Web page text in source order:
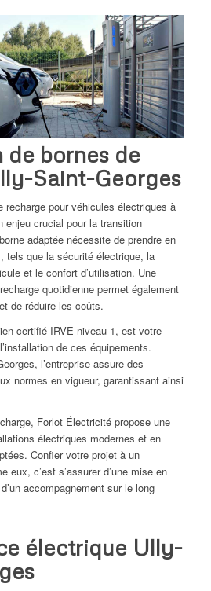
bornes de
Saint-Georges
recharge pour véhicules électriques à
enjeu crucial pour la transition
adaptée nécessite de prendre en
tels que la sécurité électrique, la
et le confort d’utilisation. Une
quotidienne permet également
de réduire les coûts.
certifié IRVE niveau 1, est votre
de ces équipements.
l’entreprise assure des
normes en vigueur, garantissant ainsi
Forlot Électricité propose une
électriques modernes et en
Confier votre projet à un
eux, c’est s’assurer d’une mise en
accompagnement sur le long
électrique Ully-